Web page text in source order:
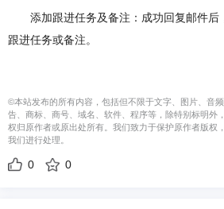
添加跟进任务及备注：成功回复邮件后
跟进任务或备注。
©本站发布的所有内容，包括但不限于文字、图片、音
告、商标、商号、域名、软件、程序等，除特别标明外
权归原作者或原出处所有。我们致力于保护原作者版权
我们进行处理。
0 0